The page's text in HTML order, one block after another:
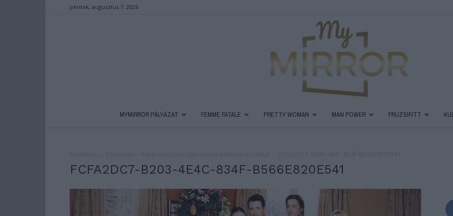
péntek, augusztus 7, 2026
MYMIRROR PÁLYÁZAT FEMME FATALE PRETTY WOMAN MAN POWER FRUZSIFITT
FCFA2DC7-B203-4E4C-834F-B566E820E541